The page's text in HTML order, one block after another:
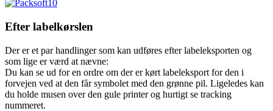
Efter labelkørslen
Der er et par handlinger som kan udføres efter labeleksporten og
som lige er værd at nævne:
Du kan se ud for en ordre om der er kørt labeleksport for den i
forvejen ved at den får symbolet med den grønne pil. Ligeledes kan
du holde musen over den gule printer og hurtigt se tracking
nummeret.